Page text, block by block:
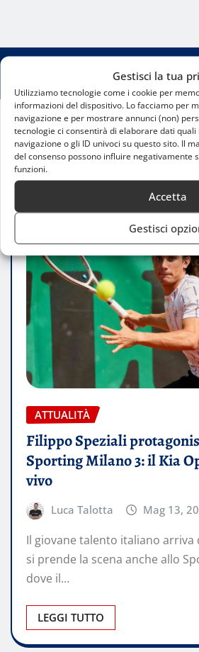
Gestisci la tua
Utilizziamo tecnologie come i cookie per
informazioni del dispositivo. Lo facciamo per
navigazione e per mostrare annunci (non)
tecnologie ci consentirà di elaborare dati
navigazione o gli ID univoci su questo sito. Il
del consenso possono influire negativamente
funzioni.
Accetta
Gestisci
Home
Filippo Speziali protagonista
3: il Kia Open entra nel vivo
ATTUALITÀ
Filippo Speziali
Sporting Milano 3: il Kia
vivo
Luca Talotta Mag 13,
Il giovane talento italiano arriva
si prende la scena anche allo
dove il…
LEGGI TUTTO